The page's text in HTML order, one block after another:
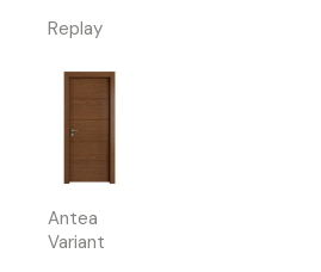
Replay
Antea
Variant